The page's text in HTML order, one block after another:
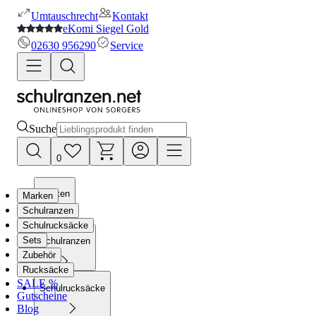
Umtauschrecht
Kontakt
eKomi Siegel Gold
02630 956290
Service
Suche
0
Marken
Schulranzen
Schulrucksäcke
Marken
Schulranzen
Schulrucksäcke
Sets
Zubehör
Rucksäcke
SALE %
Gutscheine
Blog